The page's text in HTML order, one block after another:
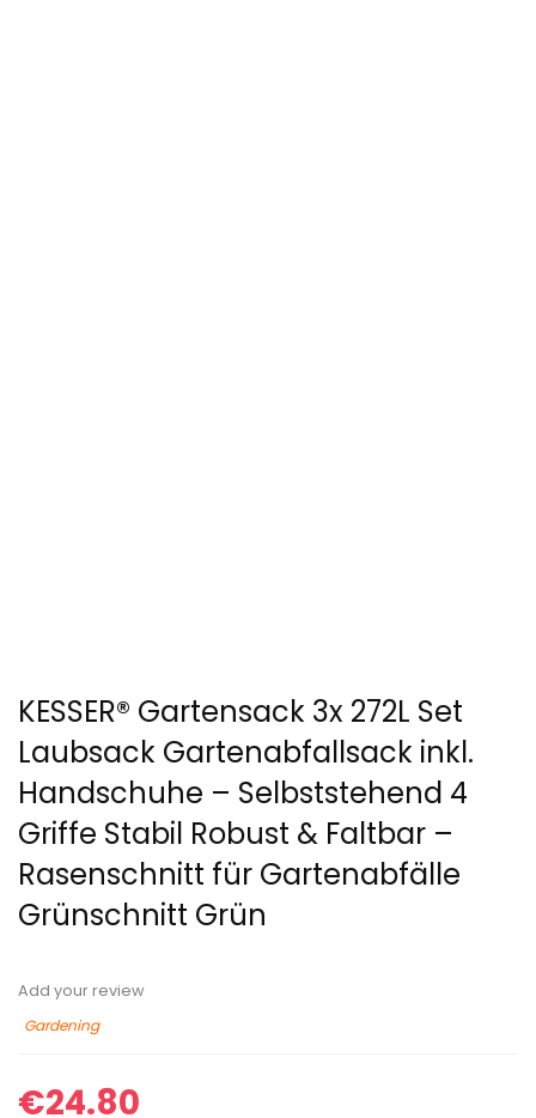
KESSER® Gartensack 3x 272L Set
Laubsack Gartenabfallsack inkl.
Handschuhe – Selbststehend 4
Griffe Stabil Robust & Faltbar –
Rasenschnitt für Gartenabfälle
Grünschnitt Grün
Add your review
Gardening
€24.80